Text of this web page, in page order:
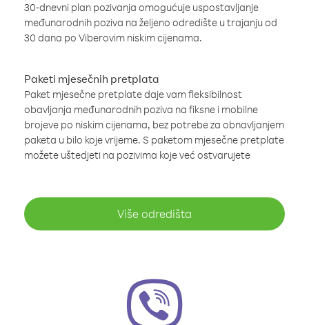
30-dnevni plan pozivanja omogućuje uspostavljanje
međunarodnih poziva na željeno odredište u trajanju od
30 dana po Viberovim niskim cijenama.
Paketi mjesečnih pretplata
Paket mjesečne pretplate daje vam fleksibilnost
obavljanja međunarodnih poziva na fiksne i mobilne
brojeve po niskim cijenama, bez potrebe za obnavljanjem
paketa u bilo koje vrijeme. S paketom mjesečne pretplate
možete uštedjeti na pozivima koje već ostvarujete
Više odredišta